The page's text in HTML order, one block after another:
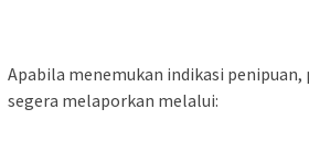
Apabila menemukan indikasi
segera melaporkan melalui: